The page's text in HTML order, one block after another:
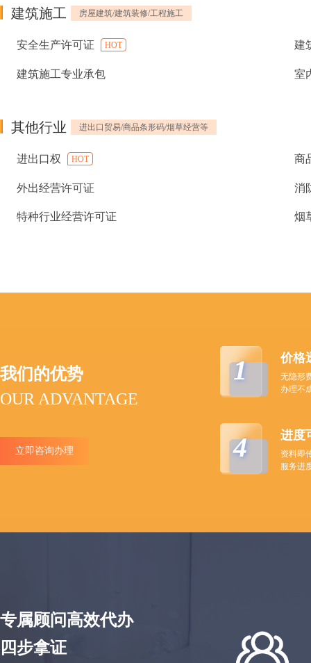
建筑施工 房屋建筑/建筑装修/工程施工
安全生产许可证 HOT 建
建筑施工专业承包 室
其他行业 进出口贸易/商品条形码/烟草经营等
进出口权 HOT 商
外出经营许可证 消
特种行业经营许可证 烟
我们的优势
OUR ADVANTAGE
立即咨询办理
1 价格
无隐形
办理不
4 进度
资料即
服务进
专属顾问高效代办
四步拿证